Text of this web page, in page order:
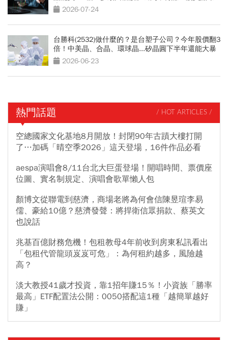
光 2026-07-24
台勝科(2532)做什麼的？是台塑子公司？今年股價翻3
倍！中美晶、合晶、環球晶...矽晶圓下半年還能大暴
漲？2026-06-23
熱門話題 / HOT ARTICLES /
空總國家文化基地8月開放！封閉90年古蹟大樓打開
了…加碼「晴空季2026」這天登場，16件作品必看
aespa演唱會8/11台北大巨蛋登場！開唱時間、票價座
位圖、實名制規定、演唱會歌單懶人包
顏博文從聯電到慈濟，商場老將為何會信陳昱瑄李易
儒、豪給10億？慈濟發聲：將捍衛信眾捐款、蔡英文
也說話
兆基百億財務危機！包租教母4年前收到房東私訊看出
「包租代管龍頭岌岌可危」：為何租約越多，風險越
高？
淡大教授41歲才投資，靠1招年賺15％！小資族「勝率
最高」ETF配置法公開：0050搭配這1種「越簡單越好
賺」